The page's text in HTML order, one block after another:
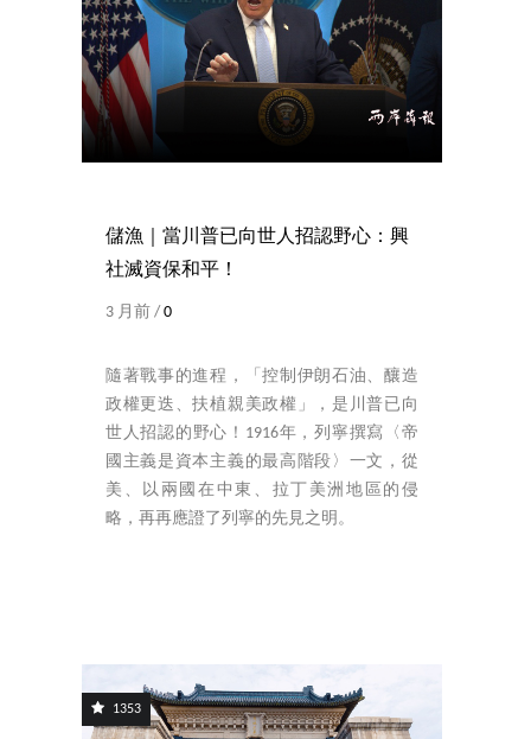
儲漁｜當川普已向世人招認野心：興
社滅資保和平！
3 月前 / 0
隨著戰事的進程，「控制伊朗石油、釀造
政權更迭、扶植親美政權」，是川普已向
世人招認的野心！1916年，列寧撰寫〈帝
國主義是資本主義的最高階段〉一文，從
美、以兩國在中東、拉丁美洲地區的侵
略，再再應證了列寧的先見之明。
1353